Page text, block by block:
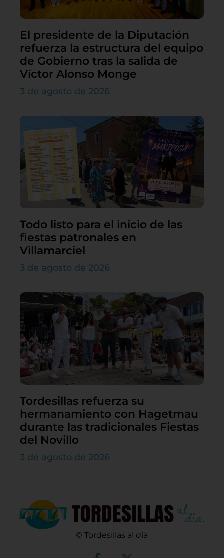
El presidente de la Diputación
refuerza la estructura del equipo
de Gobierno tras la salida de
Víctor Alonso Monge
3 de agosto de 2026
Todo listo para el inicio de las
fiestas patronales en
Villamarciel
3 de agosto de 2026
Tordesillas refuerza su
hermanamiento con Hagetmau
durante las tradicionales Fiestas
del Novillo
3 de agosto de 2026
© Tordesillas al día